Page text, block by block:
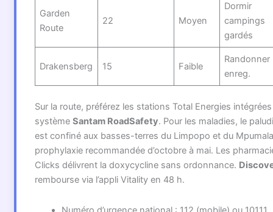
Garden
Route
22 Moyen
Dormir
campings
gardés
Drakensberg 15 Faible
Randonner
enreg.
Sur la route, préférez les stations Total Energies
système Santam RoadSafety. Pour les maladies, le
est confiné aux basses-terres du Limpopo et du
prophylaxie recommandée d’octobre à mai. Les
Clicks délivrent la doxycycline sans ordonnance.
rembourse via l’appli Vitality en 48 h.